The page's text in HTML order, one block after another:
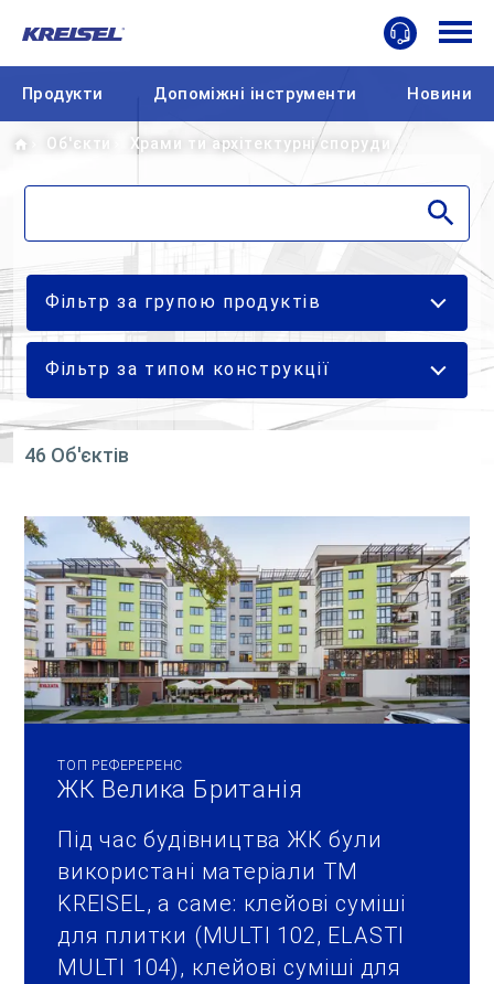
Продукти Допоміжні інструменти Новини
Home
Об'єкти Храми ти архітектурні споруди
Фільтр за групою продуктів
Фільтр за типом конструкції
46 Об'єктів
ТОП РЕФЕРЕРЕНС
ЖК Велика Британія
Під час будівництва ЖК були
використані матеріали ТМ
KREISEL, а саме: клейові суміші
для плитки (MULTI 102, ELASTI
MULTI 104), клейові суміші для